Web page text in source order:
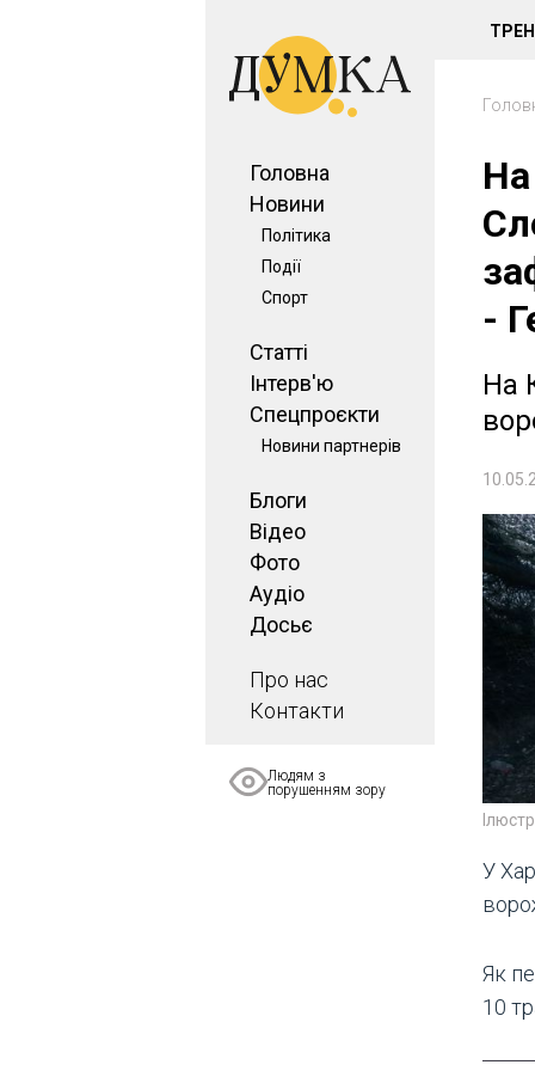
Головна
Новини
Політика
Події
Спорт
Статті
Інтерв'ю
Спецпроєкти
Новини партнерів
Блоги
Відео
Фото
Аудіо
Досьє
Про нас
Контакти
Людям з
порушенням зору
-
На
У
Як
10